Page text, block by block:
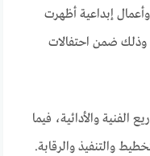
إبداعية أظهرت
وذلك ضمن احتفالات
الفنية والأدائية، فيما
والتنفيذ والرقابة.